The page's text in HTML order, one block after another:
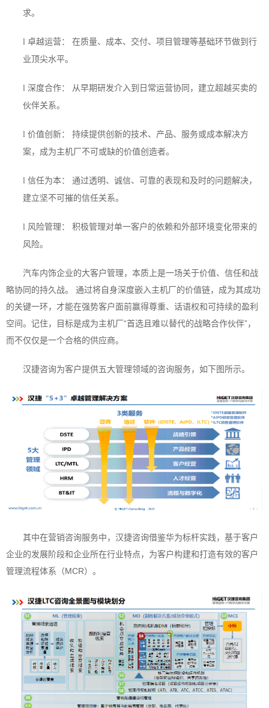
求。
l 卓越运营： 在质量、成本、交付、项目管理等基础环节做到行
业顶尖水平。
l 深度合作： 从早期研发介入到日常运营协同，建立超越买卖的
伙伴关系。
l 价值创新： 持续提供创新的技术、产品、服务或成本解决方
案，成为主机厂不可或缺的价值创造者。
l 信任为本： 通过透明、诚信、可靠的表现和及时的问题解决，
建立坚不可摧的信任关系。
l 风险管理： 积极管理对单一客户的依赖和外部环境变化带来的
风险。
汽车内饰企业的大客户管理，本质上是一场关于价值、信任和战
略协同的持久战。 通过将自身深度嵌入主机厂的价值链，成为其成功
的关键一环，才能在强势客户面前赢得尊重、话语权和可持续的盈利
空间。记住，目标是成为主机厂“首选且难以替代的战略合作伙伴”，
而不仅仅是一个合格的供应商。
汉捷咨询为客户提供五大管理领域的咨询服务，如下图所示。
其中在营销咨询服务中，汉捷咨询借鉴华为标杆实践，基于客户
企业的发展阶段和企业所在行业特点，为客户构建和打造有效的客户
管理流程体系（MCR）。